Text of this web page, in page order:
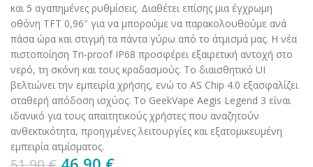
και 5 αγαπημένες ρυθμίσεις. Διαθέτει επίσης μια έγχρωμη
οθόνη TFT 0,96″ για να μπορούμε να παρακολουθούμε ανά
πάσα ώρα και στιγμή τα πάντα γύρω από το άτμισμά μας. Η νέα
πιστοποίηση Tri-proof IP68 προσφέρει εξαιρετική αντοχή στο
νερό, τη σκόνη και τους κραδασμούς. Το διαισθητικό UI
βελτιώνει την εμπειρία χρήσης, ενώ το AS Chip 4.0 εξασφαλίζει
σταθερή απόδοση ισχύος. Το GeekVape Aegis Legend 3 είναι
ιδανικό για τους απαιτητικούς χρήστες που αναζητούν
ανθεκτικότητα, προηγμένες λειτουργίες και εξατομικευμένη
εμπειρία ατμίσματος.